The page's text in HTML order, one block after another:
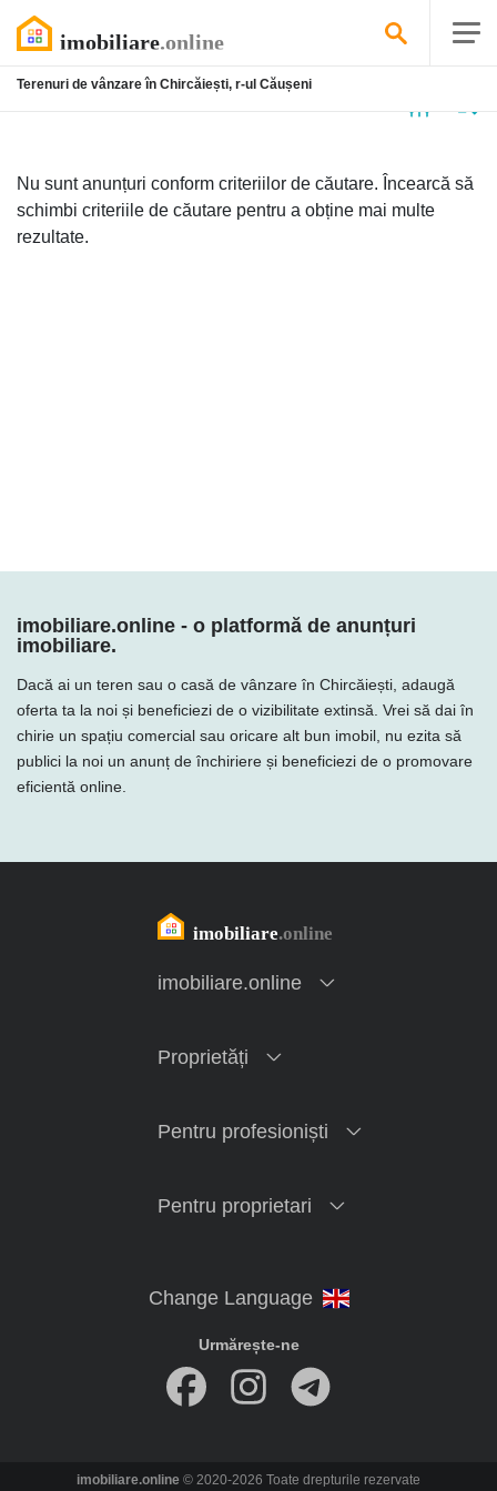
Terenuri de vânzare în Chircăiești, r-ul Căușeni
Nu sunt anunțuri conform criteriilor de căutare. Încearcă să
schimbi criteriile de căutare pentru a obține mai multe
rezultate.
imobiliare.online - o platformă de anunțuri
imobiliare.
Dacă ai un teren sau o casă de vânzare în Chircăiești, adaugă
oferta ta la noi și beneficiezi de o vizibilitate extinsă. Vrei să dai în
chirie un spațiu comercial sau oricare alt bun imobil, nu ezita să
publici la noi un anunț de închiriere și beneficiezi de o promovare
eficientă online.
imobiliare.online
Proprietăți
Pentru profesioniști
Pentru proprietari
Urmărește-ne
imobiliare.online © 2020-2026 Toate drepturile rezervate